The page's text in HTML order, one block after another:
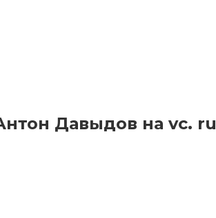
Давыдов на vc. ru